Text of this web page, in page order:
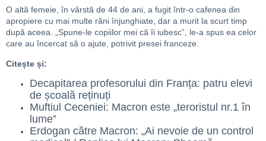
O altă femeie, în vârstă de 44 de ani, a fugit într-o cafenea din
apropiere cu mai multe răni înjunghiate, dar a murit la scurt timp
după aceea. „Spune-le copiilor mei că îi iubesc”, le-a spus ea celor
care au încercat să o ajute, potrivit presei franceze.
Citește și:
Decapitarea profesorului din Franța: patru elevi
de școală reținuți
Muftiul Ceceniei: Macron este „teroristul nr.1 în
lume”
Erdogan către Macron: „Ai nevoie de un control